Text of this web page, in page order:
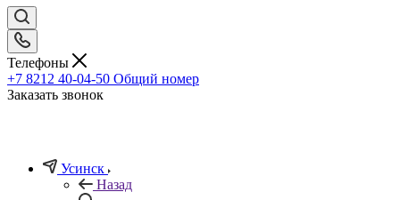
Телефоны
+7 8212 40-04-50 Общий номер
Заказать звонок
Усинск
Назад